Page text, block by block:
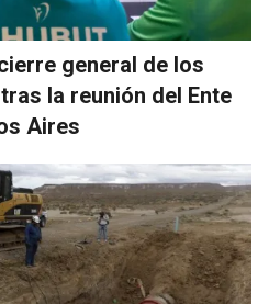
general de los
la reunión del Ente
Aires